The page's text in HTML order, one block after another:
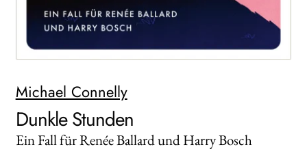
Michael Connelly
Dunkle Stunden
Ein Fall für Renée Ballard und Harry Bosch